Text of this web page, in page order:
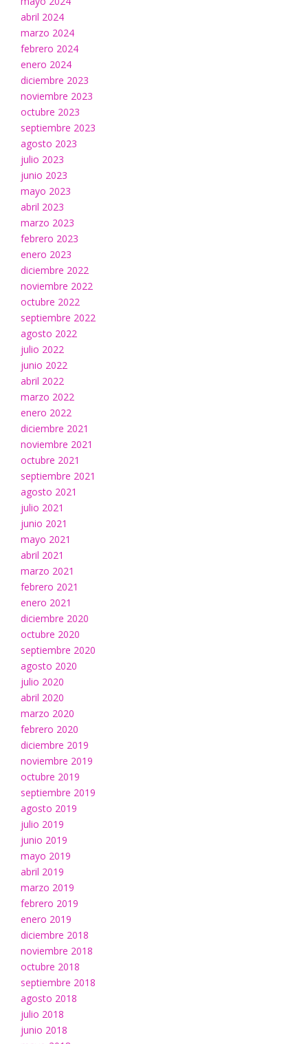
abril 2024
marzo 2024
febrero 2024
enero 2024
diciembre 2023
noviembre 2023
octubre 2023
septiembre 2023
agosto 2023
julio 2023
junio 2023
mayo 2023
abril 2023
marzo 2023
febrero 2023
enero 2023
diciembre 2022
noviembre 2022
octubre 2022
septiembre 2022
agosto 2022
julio 2022
junio 2022
abril 2022
marzo 2022
enero 2022
diciembre 2021
noviembre 2021
octubre 2021
septiembre 2021
agosto 2021
julio 2021
junio 2021
mayo 2021
abril 2021
marzo 2021
febrero 2021
enero 2021
diciembre 2020
octubre 2020
septiembre 2020
agosto 2020
julio 2020
abril 2020
marzo 2020
febrero 2020
diciembre 2019
noviembre 2019
octubre 2019
septiembre 2019
agosto 2019
julio 2019
junio 2019
mayo 2019
abril 2019
marzo 2019
febrero 2019
enero 2019
diciembre 2018
noviembre 2018
octubre 2018
septiembre 2018
agosto 2018
julio 2018
junio 2018